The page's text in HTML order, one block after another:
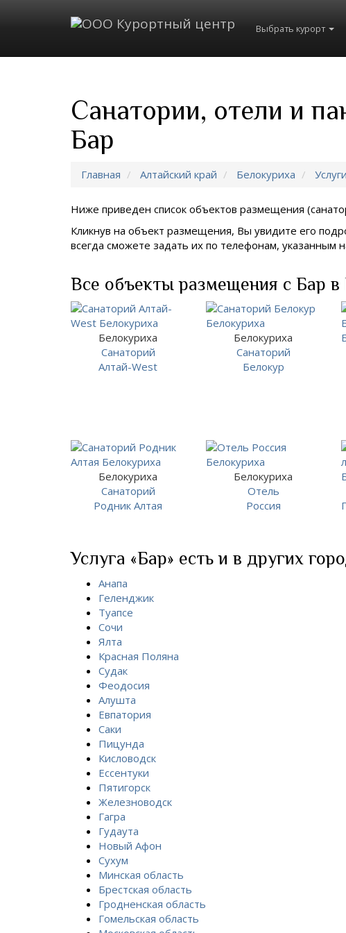
Выбрать курорт
Санатории, отели и
Бар
Главная Алтайский край Белокуриха Услуги
Ниже приведен список объектов размещения
Кликнув на объект размещения, Вы увидите его
всегда сможете задать их по телефонам, указанным
Все объекты размещения с Бар в
Белокуриха
Санаторий
Алтай-West
Белокуриха
Санаторий
Белокур
Белокуриха
Санаторий
Родник Алтая
Белокуриха
Отель
Россия
Услуга «Бар» есть и в других
Анапа
Геленджик
Туапсе
Сочи
Ялта
Красная Поляна
Судак
Феодосия
Алушта
Евпатория
Саки
Пицунда
Кисловодск
Ессентуки
Пятигорск
Железноводск
Гагра
Гудаута
Новый Афон
Сухум
Минская область
Брестская область
Гродненская область
Гомельская область